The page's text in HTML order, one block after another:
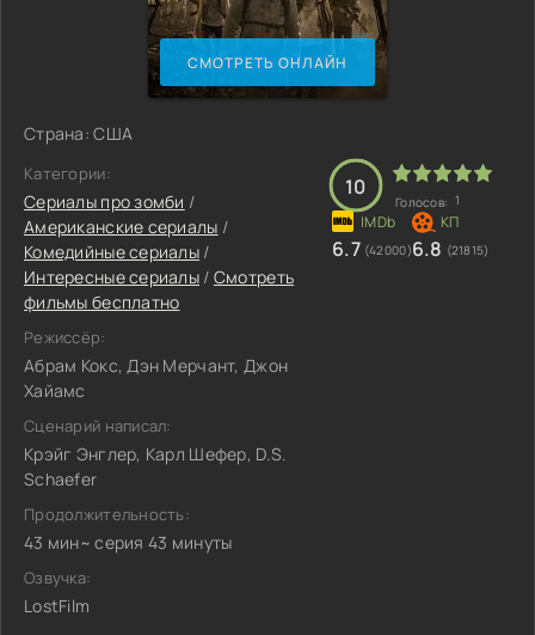
СМОТРЕТЬ ОНЛАЙН
Страна: США
Категории:
Сериалы про зомби /
Американские сериалы /
Комедийные сериалы /
Интересные сериалы / Смотреть
фильмы бесплатно
Режиссёр:
Абрам Кокс, Дэн Мерчант, Джон
Хайамс
Сценарий написал:
Крэйг Энглер, Карл Шефер, D.S.
Schaefer
Продолжительность:
43 мин~ серия 43 минуты
Озвучка:
LostFilm
10
Голосов: 1
6.7 (42000)6.8 (21815)